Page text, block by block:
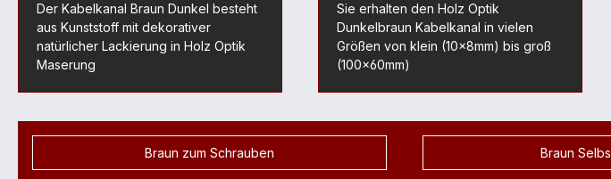
Der Kabelkanal Braun Dunkel besteht
aus Kunststoff mit dekorativer
natürlicher Lackierung in Holz Optik
Maserung
Sie erhalten den Holz Optik
Dunkelbraun Kabelkanal in vielen
Größen von klein (10x8mm) bis groß
(100x60mm)
Braun zum Schrauben Braun